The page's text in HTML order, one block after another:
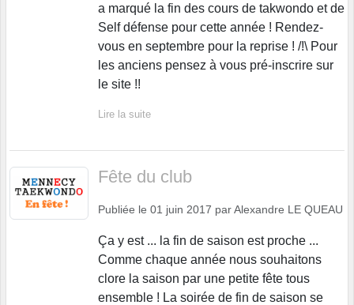
a marqué la fin des cours de takwondo et de
Self défense pour cette année ! Rendez-
vous en septembre pour la reprise ! /!\ Pour
les anciens pensez à vous pré-inscrire sur
le site !!
Lire la suite
Fête du club
Publiée le 01 juin 2017 parAlexandre LE QUEAU
Ça y est ... la fin de saison est proche ...
Comme chaque année nous souhaitons
clore la saison par une petite fête tous
ensemble ! La soirée de fin de saison se